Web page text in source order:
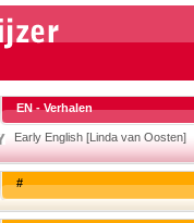
EN - Verhalen
Early English [Linda van Oosten]
#